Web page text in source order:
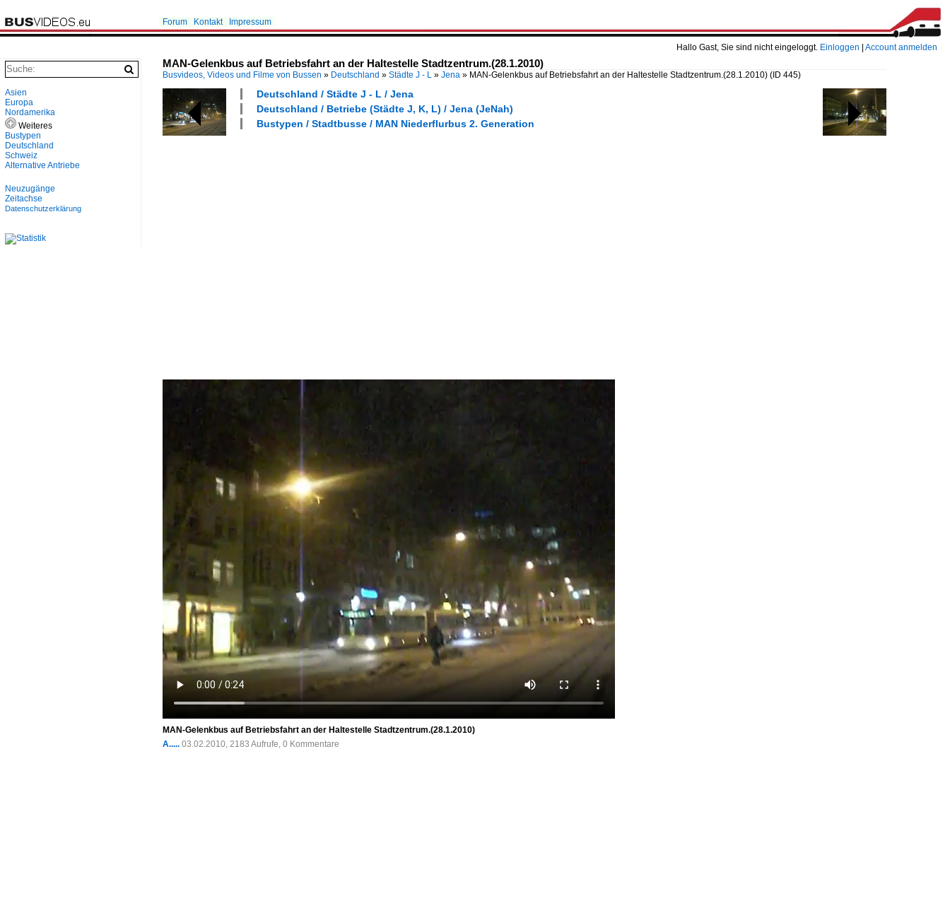
Hallo Gast, Sie sind nicht eingeloggt. Einloggen Account anmelden
Forum Kontakt Impressum
MAN-Gelenkbus auf Betriebsfahrt an der Haltestelle Stadtzentrum.(28.1.2010)
Busvideos, Videos und Filme von Bussen » Deutschland » Städte J - L » Jena » MAN-Gelenkbus auf Betriebsfahrt an der Haltestelle Stadtzentrum.(28.1.2010) (ID 445)
Deutschland / Städte J - L / Jena
Deutschland / Betriebe (Städte J, K, L) / Jena (JeNah)
Bustypen / Stadtbusse / MAN Niederflurbus 2. Generation
MAN-Gelenkbus auf Betriebsfahrt an der Haltestelle Stadtzentrum.(28.1.2010)
A..... 03.02.2010, 2183 Aufrufe, 0 Kommentare
Asien
Europa
Nordamerika
Weiteres
Bustypen
Deutschland
Schweiz
Alternative Antriebe
Neuzugänge
Zeitachse
Datenschutzerklärung